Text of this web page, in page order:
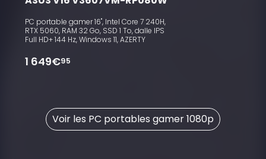
PC portable gamer 16", Intel Core 7 240H,
RTX 5060, RAM 32 Go, SSD 1 To, dalle IPS
Full HD+ 144 Hz, Windows 11, AZERTY
1 649€95
Voir les PC portables gamer 1080p